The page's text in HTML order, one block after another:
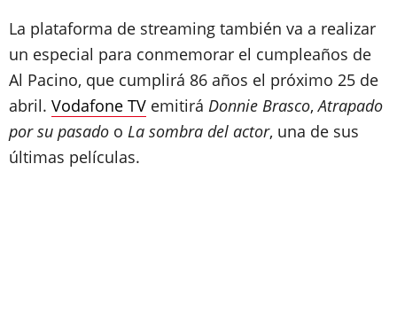
La plataforma de streaming también va a realizar
un especial para conmemorar el cumpleaños de
Al Pacino, que cumplirá 86 años el próximo 25 de
abril. Vodafone TV emitirá Donnie Brasco,Atrapado
por su pasado o La sombra del actor, una de sus
últimas películas.